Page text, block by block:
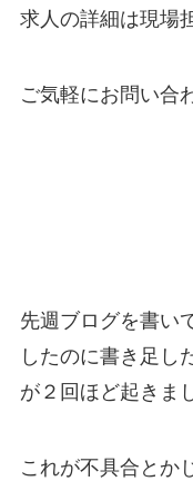
求人の詳細は現場
ご気軽にお問い合
先週ブログを書い
したのに書き足し
が２回ほど起きま
これが不具合とか